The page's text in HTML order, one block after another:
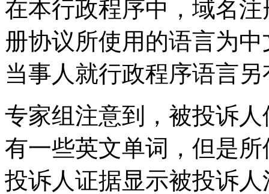
在本行政程序中，域名
册协议所使用的语言为
当事人就行政程序语言
专家组注意到，被投诉
有一些英文单词，但是
投诉人证据显示被投诉